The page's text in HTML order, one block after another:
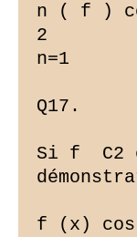
n ( f )
2
n=1
Q17.
Si f  C2
f (x)